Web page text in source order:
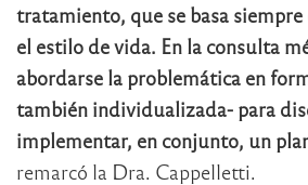
tratamiento, que se basa siempre
el estilo de vida. En la consulta
abordarse la problemática en
también individualizada- para
implementar, en conjunto, un
remarcó la Dra. Cappelletti.